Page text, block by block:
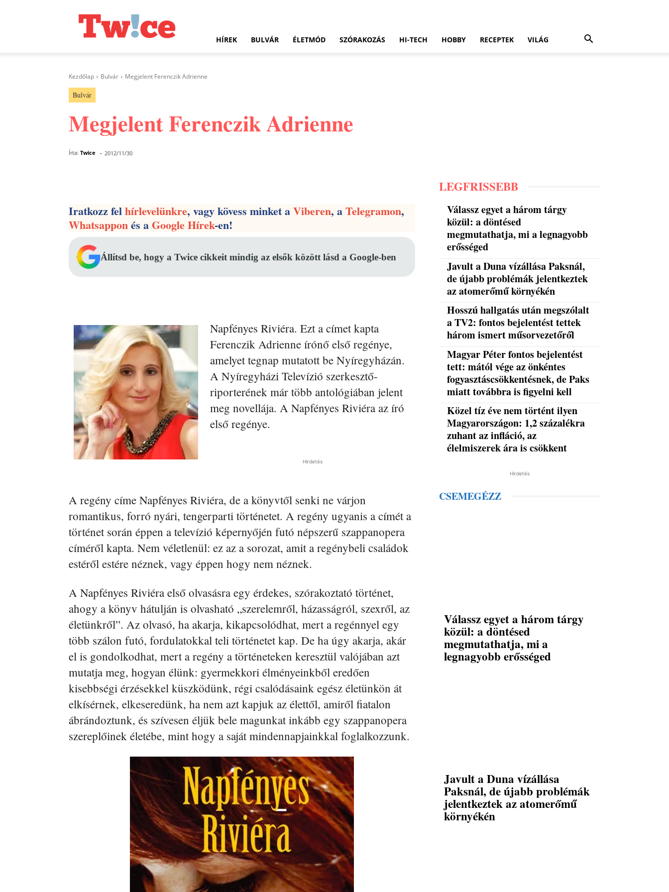
HÍREK BULVÁR ÉLETMÓD SZÓRAKOZÁS HI-TECH HOBBY RECEPTEK VILÁG
Kezdőlap Bulvár Megjelent Ferenczik Adrienne
Bulvár
Megjelent Ferenczik Adrienne
Írta: Twice - 2012/11/30
Iratkozz felhírlevelünkre, vagy kövess minket aViberen, aTelegramon,
Whatsapponés aGoogle Hírek-en!
Állítsd be, hogy a Twice cikkeit mindig az elsők között lásd a Google-ben
Napfényes Riviéra. Ezt a címet kapta
Ferenczik Adrienne írónő első regénye,
amelyet tegnap mutatott be Nyíregyházán.
A Nyíregyházi Televízió szerkesztő-
riporterének már több antológiában jelent
meg novellája. A Napfényes Riviéra az író
első regénye.
Hirdetés
A regény címe Napfényes Riviéra, de a könyvtől senki ne várjon
romantikus, forró nyári, tengerparti történetet. A regény ugyanis a címét a
történet során éppen a televízió képernyőjén futó népszerű szappanopera
címéről kapta. Nem véletlenül: ez az a sorozat, amit a regénybeli családok
estéről estére néznek, vagy éppen hogy nem néznek.
A Napfényes Riviéra első olvasásra egy érdekes, szórakoztató történet,
ahogy a könyv hátulján is olvasható „szerelemről, házasságról, szexről, az
életünkről”. Az olvasó, ha akarja, kikapcsolódhat, mert a regénnyel egy
több szálon futó, fordulatokkal teli történetet kap. De ha úgy akarja, akár
el is gondolkodhat, mert a regény a történeteken keresztül valójában azt
mutatja meg, hogyan élünk: gyermekkori élményeinkből eredően
kisebbségi érzésekkel küszködünk, régi csalódásaink egész életünkön át
elkísérnek, elkeseredünk, ha nem azt kapjuk az élettől, amiről fiatalon
ábrándoztunk, és szívesen éljük bele magunkat inkább egy szappanopera
szereplőinek életébe, mint hogy a saját mindennapjainkkal foglalkozzunk.
LEGFRISSEBB
Válassz egyet a három tárgy
közül: a döntésed
megmutathatja, mi a legnagyobb
erősséged
Javult a Duna vízállása Paksnál,
de újabb problémák jelentkeztek
az atomerőmű környékén
Hosszú hallgatás után megszólalt
a TV2: fontos bejelentést tettek
három ismert műsorvezetőről
Magyar Péter fontos bejelentést
tett: mától vége az önkéntes
fogyasztáscsökkentésnek, de Paks
miatt továbbra is figyelni kell
Közel tíz éve nem történt ilyen
Magyarországon: 1,2 százalékra
zuhant az infláció, az
élelmiszerek ára is csökkent
Hirdetés
CSEMEGÉZZ
Válassz egyet a három tárgy
közül: a döntésed
megmutathatja, mi a
legnagyobb erősséged
Javult a Duna vízállása
Paksnál, de újabb problémák
jelentkeztek az atomerőmű
környékén